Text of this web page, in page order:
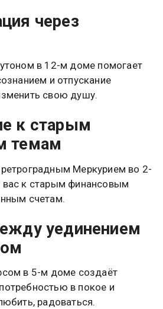
через
в 12-м доме помогает
и отпускание
свою душу.
к старым
темам
Меркурием во 2-
к старым финансовым
счетам.
уединением
в 5-м доме создаёт
в покое и
радоваться.